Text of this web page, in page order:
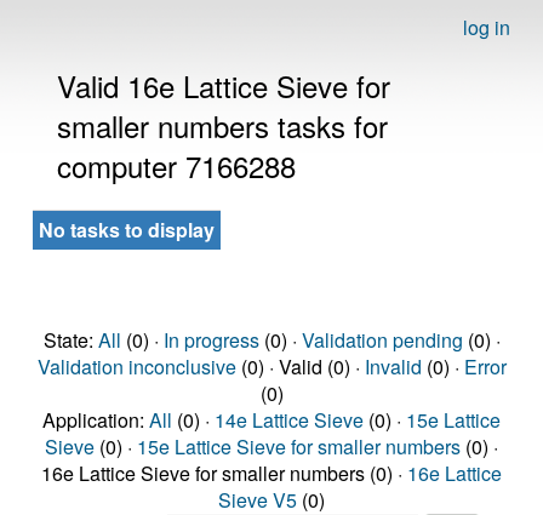
log in
Valid 16e Lattice Sieve for
smaller numbers tasks for
computer 7166288
No tasks to display
State: All (0) · In progress(0) · Validation pending (0) ·
Validation inconclusive(0) · Valid (0) · Invalid (0) · Error
(0)
Application: All (0) · 14e Lattice Sieve (0) · 15e Lattice
Sieve (0) · 15e Lattice Sieve for smaller numbers (0) ·
16e Lattice Sieve for smaller numbers (0) · 16e Lattice
Sieve V5 (0)